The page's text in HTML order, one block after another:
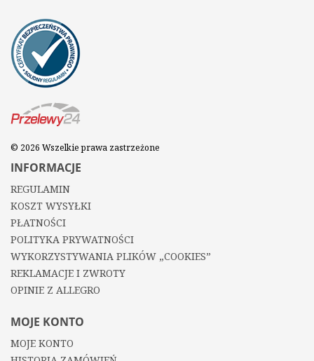
© 2026 Wszelkie prawa zastrzeżone
INFORMACJE
REGULAMIN
KOSZT WYSYŁKI
PŁATNOŚCI
POLITYKA PRYWATNOŚCI
WYKORZYSTYWANIA PLIKÓW „COOKIES”
REKLAMACJE I ZWROTY
OPINIE Z ALLEGRO
MOJE KONTO
MOJE KONTO